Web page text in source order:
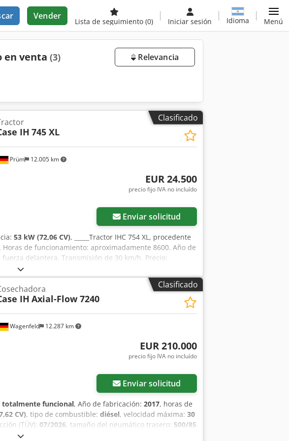
Vender
Lista de seguimiento (0) Iniciar sesión Idioma Menú
en venta (3) Relevancia
Clasificado
Prüm 12.005 km
IH 745 XL
EUR 24.500
precio fijo IVA no incluído
Enviar solicitud
53 kW (72,06 CV), _____Tractor IHC 754 XL, procedente
de funcionamiento: aproximadamente 8600. Año de
delantera. Transmisión de 30 km/h. Precio:
Airerf
Clasificado
Wagenfeld 12.287 km
IH Axial-Flow 7240
EUR 210.000
precio fijo IVA no incluído
Enviar solicitud
totalmente funcional, Año de fabricación: 2017, horas de
CV), tipo de combustible: diésel, velocidad máxima: 30
(TÜV): 07/2026, tamaño del neumático trasero: 500/85
, Equipamiento: